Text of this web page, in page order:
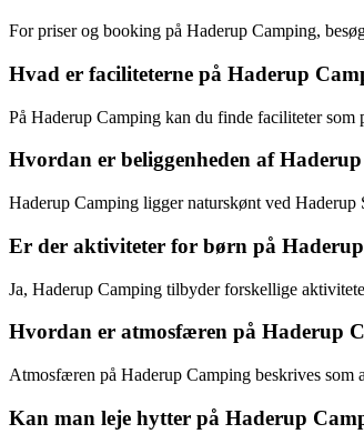
For priser og booking på Haderup Camping,
Hvad er faciliteterne på Haderup
På Haderup Camping kan du finde faciliteter
Hvordan er beliggenheden af
Haderup Camping ligger naturskønt ved
Er der aktiviteter for børn på
Ja, Haderup Camping tilbyder forskellige
Hvordan er atmosfæren på Haderup
Atmosfæren på Haderup Camping beskrives
Kan man leje hytter på Haderup